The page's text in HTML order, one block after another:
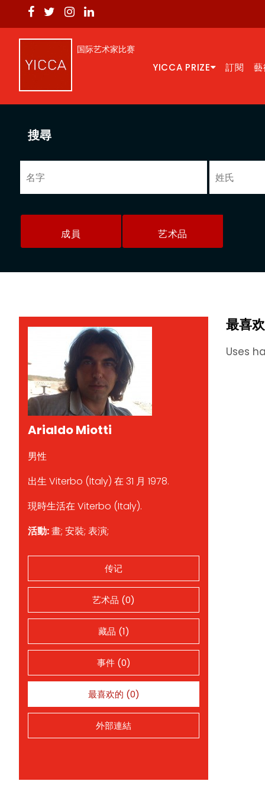
国际艺术家比赛
YICCA PRIZE 訂閱 藝
搜尋
成員 艺术品
Arialdo Miotti
男性
出生 Viterbo (Italy) 在 31 月 1978.
現時生活在 Viterbo (Italy).
活動:畫; 安裝; 表演;
传记
艺术品 (0)
藏品 (1)
事件 (0)
最喜欢的 (0)
外部連結
最喜
Uses